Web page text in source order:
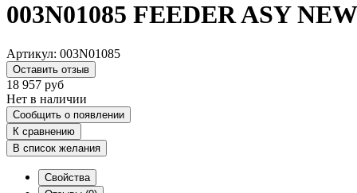
003N01085 FEEDER ASY
Артикул: 003N01085
Оставить отзыв
18 957 руб
Нет в наличии
Сообщить о появлении
К сравнению
В список желания
Свойства